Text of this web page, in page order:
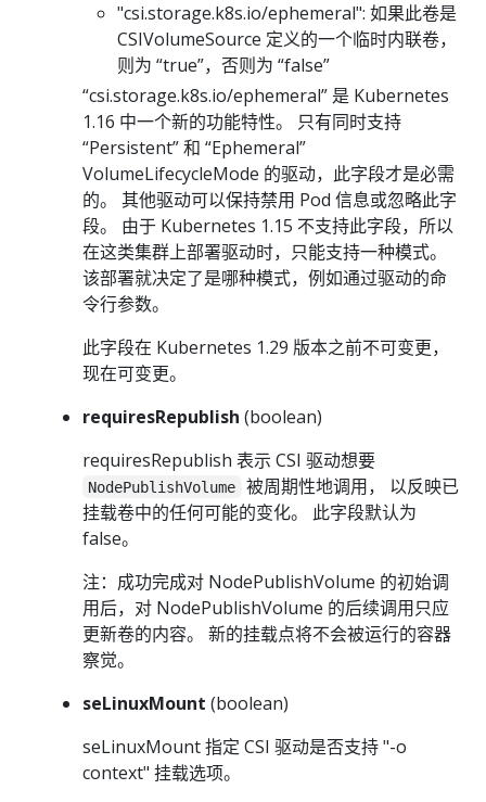
"csi.storage.k8s.io/ephemeral": 如果此卷是
CSIVolumeSource 定义的一个临时内联卷，
则为 “true”，否则为 “false”
“csi.storage.k8s.io/ephemeral” 是 Kubernetes
1.16 中一个新的功能特性。 只有同时支持
“Persistent” 和 “Ephemeral”
VolumeLifecycleMode 的驱动，此字段才是必需
的。 其他驱动可以保持禁用 Pod 信息或忽略此字
段。 由于 Kubernetes 1.15 不支持此字段，所以
在这类集群上部署驱动时，只能支持一种模式。
该部署就决定了是哪种模式，例如通过驱动的命
令行参数。
此字段在 Kubernetes 1.29 版本之前不可变更，
现在可变更。
requiresRepublish (boolean)
requiresRepublish 表示 CSI 驱动想要
NodePublishVolume
被周期性地调用， 以反映已
挂载卷中的任何可能的变化。 此字段默认为
false。
注：成功完成对 NodePublishVolume 的初始调
用后，对 NodePublishVolume 的后续调用只应
更新卷的内容。 新的挂载点将不会被运行的容器
察觉。
seLinuxMount (boolean)
seLinuxMount 指定 CSI 驱动是否支持 "-o
context" 挂载选项。